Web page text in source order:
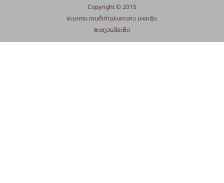
Copyright © 2015
​ທະນາຄານ ການຄ້າຕ່າງປະເທດລາວ ມະຫາຊົນ.
​ສະ​ຫງວນ​ລິ​ຂະ​ສິດ